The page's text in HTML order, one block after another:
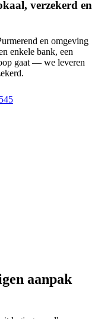
verzekerd en
en omgeving
enkele bank, een
gaat — we leveren
aanpak